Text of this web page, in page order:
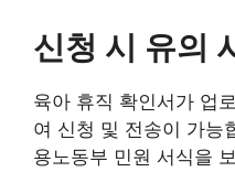
신청 시 유의
육아 휴직 확인서가 업
여 신청 및 전송이 가능
용노동부 민원 서식을